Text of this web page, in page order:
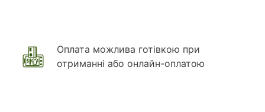
Оплата можлива готівкою при
отриманні або онлайн-оплатою